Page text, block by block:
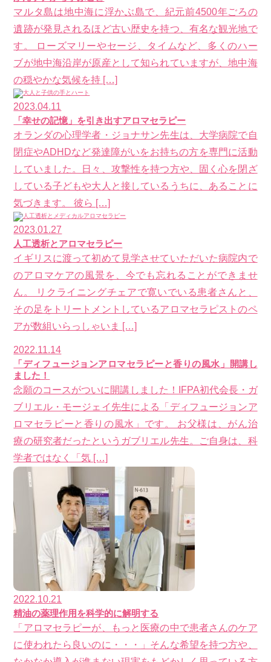
マルタ島は地中海に浮かぶ島で、紀元前4500年ごろの
遺跡が発見されるほど古い歴史を持つ、有名な観光地で
す。 ローズマリーやセージ、タイムなど、多くのハー
ブが地中海沿岸が原産として知られていますが、地中海
の穏やかな気候を持 […]
2023.04.11
「幸せの記憶」を引き出すアロマセラピー
オランダの心理学者・ジョナサン先生は、大学病院で自
閉症やADHDなど発達障がいをお持ちの方を専門に活動
していました。日々、攻撃性を持つ方や、固く心を閉ざ
している子どもや大人と接しているうちに、あることに
気づきます。 彼ら […]
2023.01.27
人工透析とアロマセラピー
イギリスに渡って初めて見学させていただいた病院内で
のアロマケアの風景を、今でも忘れることができませ
ん。 リクライニングチェアで寛いでいる患者さんと、
その足をトリートメントしているアロマセラピストのペ
アが数組いらっしゃいま […]
2022.11.14
「ディフュージョンアロマセラピーと香りの風水」開講し
ました！
念願のコースがついに開講しました！IFPA初代会長・ガ
ブリエル・モージェイ先生による「ディフュージョンア
ロマセラピーと香りの風水」です。 お父様は、がん治
療の研究者だったというガブリエル先生。ご自身は、科
学者ではなく「気 […]
2022.10.21
精油の薬理作用を科学的に解明する
「アロマセラピーが、もっと医療の中で患者さんのケア
に使われたら良いのに・・・」そんな希望を持つ方や、